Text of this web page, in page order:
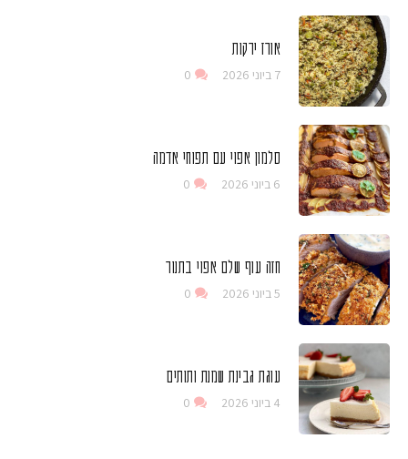
אורז ירקות
7 ביוני 2026 0
סלמון אפוי עם תפוחי אדמה
6 ביוני 2026 0
חזה עוף שלם אפוי בתנור
5 ביוני 2026 0
עוגת גבינת שמנת ותותים
4 ביוני 2026 0